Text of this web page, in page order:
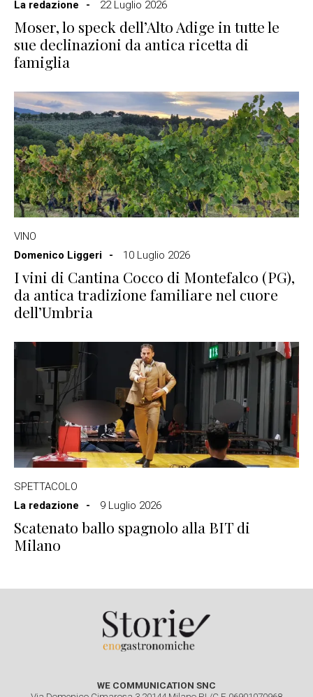
La redazione
22 Luglio 2026
Moser, lo speck dell’Alto Adige in tutte le
sue declinazioni da antica ricetta di
famiglia
VINO
Domenico Liggeri
10 Luglio 2026
I vini di Cantina Cocco di Montefalco (PG),
da antica tradizione familiare nel cuore
dell’Umbria
SPETTACOLO
La redazione
9 Luglio 2026
Scatenato ballo spagnolo alla BIT di
Milano
WE COMMUNICATION SNC